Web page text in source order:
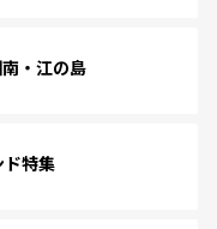
・江の島
ド特集